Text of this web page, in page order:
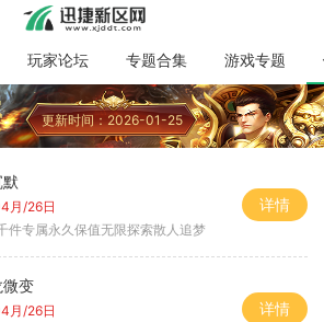
玩家论坛 专题合集 游戏专题
更新时间：2026-01-25
月/26日
件专属永久保值无限探索散人追梦
详情
微变
月/26日
详情